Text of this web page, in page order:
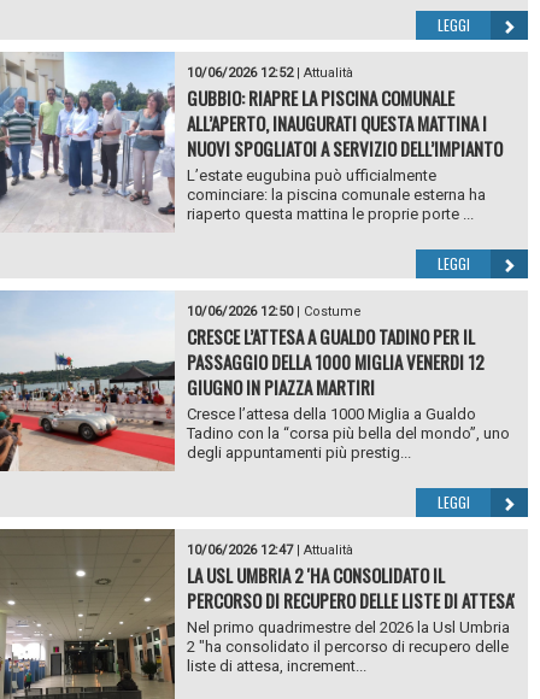
LEGGI
10/06/2026 12:52| Attualità
GUBBIO: RIAPRE LA PISCINA COMUNALE
ALL’APERTO, INAUGURATI QUESTA MATTINA I
NUOVI SPOGLIATOI A SERVIZIO DELL’IMPIANTO
L’estate eugubina può ufficialmente
cominciare: la piscina comunale esterna ha
riaperto questa mattina le proprie porte ...
LEGGI
10/06/2026 12:50| Costume
CRESCE L’ATTESA A GUALDO TADINO PER IL
PASSAGGIO DELLA 1000 MIGLIA VENERDI 12
GIUGNO IN PIAZZA MARTIRI
Cresce l’attesa della 1000 Miglia a Gualdo
Tadino con la “corsa più bella del mondo”, uno
degli appuntamenti più prestig...
LEGGI
10/06/2026 12:47| Attualità
LA USL UMBRIA 2 'HA CONSOLIDATO IL
PERCORSO DI RECUPERO DELLE LISTE DI ATTESA'
Nel primo quadrimestre del 2026 la Usl Umbria
2 "ha consolidato il percorso di recupero delle
liste di attesa, increment...